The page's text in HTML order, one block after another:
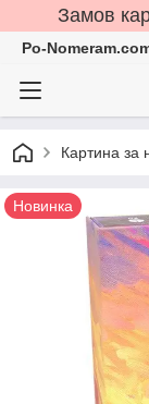
Замов
Po-
Картина за
Новинка